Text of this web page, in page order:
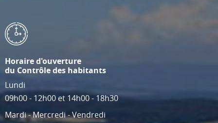
Horaire d'ouverture
du Contrôle des habitants
Lundi
09h00 - 12h00 et 14h00 - 18h30
Mardi - Mercredi - Vendredi